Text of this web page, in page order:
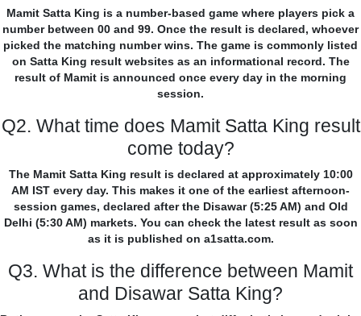
Mamit Satta King is a number-based game where players pick a
number between 00 and 99. Once the result is declared, whoever
picked the matching number wins. The game is commonly listed
on Satta King result websites as an informational record. The
result of Mamit is announced once every day in the morning
session.
Q2. What time does Mamit Satta King result
come today?
The Mamit Satta King result is declared at approximately 10:00
AM IST every day. This makes it one of the earliest afternoon-
session games, declared after the Disawar (5:25 AM) and Old
Delhi (5:30 AM) markets. You can check the latest result as soon
as it is published on a1satta.com.
Q3. What is the difference between Mamit
and Disawar Satta King?